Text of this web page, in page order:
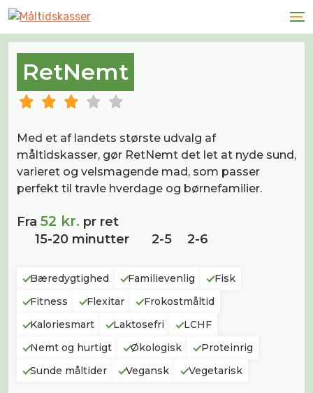
RetNemt
Med et af landets største udvalg af
måltidskasser, gør ​​RetNemt det let at nyde sund,
varieret og velsmagende mad, som passer
perfekt til travle hverdage og børnefamilier.
Fra 52 kr. pr ret
15-20 minutter
2-5 2-6
Bæredygtighed Familievenlig
Fisk
Fitness
Flexitar
Frokostmåltid
Kaloriesmart
Laktosefri
LCHF
Nemt og hurtigt
Økologisk
Proteinrig
Sunde måltider
Vegansk Vegetarisk